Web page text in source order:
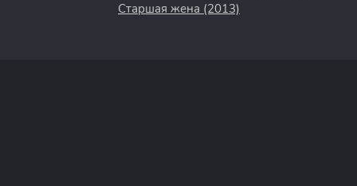
Старшая жена (2013)